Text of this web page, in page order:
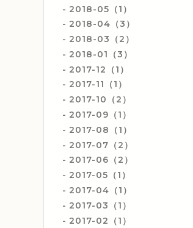
2018-05（1）
2018-04（3）
2018-03（2）
2018-01（3）
2017-12（1）
2017-11（1）
2017-10（2）
2017-09（1）
2017-08（1）
2017-07（2）
2017-06（2）
2017-05（1）
2017-04（1）
2017-03（1）
2017-02（1）